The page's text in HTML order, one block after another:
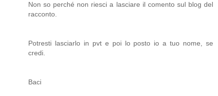
Non so perché non riesci a lasciare il comento sul blog del
racconto.
Potresti lasciarlo in pvt e poi lo posto io a tuo nome, se
credi.
Baci